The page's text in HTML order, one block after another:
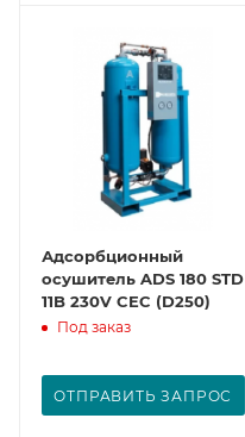
Адсорбционный
осушитель ADS 180 STD
11B 230V CEC (D250)
Под заказ
ОТПРАВИТЬ ЗАПРОС